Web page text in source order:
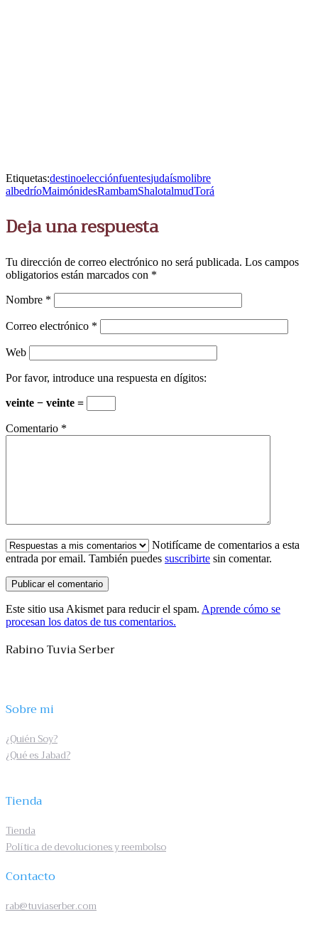
Etiquetas:destinoelecciónfuentesjudaísmolibre
albedríoMaimónidesRambamShalotalmudTorá
Deja una respuesta
Tu dirección de correo electrónico no será publicada. Los campos
obligatorios están marcados con *
Nombre *
Correo electrónico *
Web
Por favor, introduce una respuesta en dígitos:
veinte − veinte =
Comentario *
Notifícame de comentarios a esta
entrada por email. También puedes suscribirte sin comentar.
Este sitio usa Akismet para reducir el spam. Aprende cómo se
procesan los datos de tus comentarios.
Rabino Tuvia Serber
Sobre mi
¿Quién Soy?
¿Qué es Jabad?
Tienda
Tienda
Política de devoluciones y reembolso
Contacto
rab@tuviaserber.com